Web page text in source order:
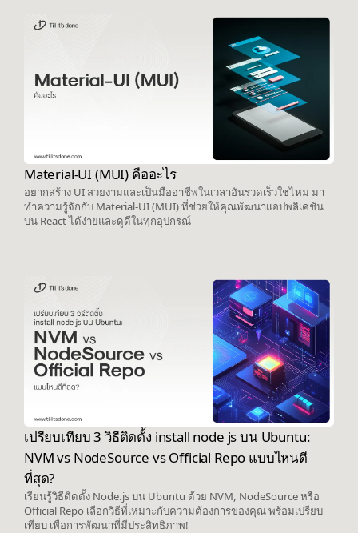
Material-UI (MUI) คืออะไร
อยากสร้าง UI สวยงามและเป็นมืออาชีพในเวลาอันรวดเร็วใช่ไหม มา
ทำความรู้จักกับ Material-UI (MUI) ที่ช่วยให้คุณพัฒนาแอปพลิเคชัน
บน React ได้ง่ายและดูดีในทุกอุปกรณ์
เปรียบเทียบ 3 วิธีติดตั้ง install node js บน Ubuntu:
NVM vs NodeSource vs Official Repo แบบไหนดี
ที่สุด?
เรียนรู้วิธีติดตั้ง Node.js บน Ubuntu ด้วย NVM, NodeSource หรือ
Official Repo เลือกวิธีที่เหมาะกับความต้องการของคุณ พร้อมเปรียบ
เทียบ เพื่อการพัฒนาที่มีประสิทธิภาพ!